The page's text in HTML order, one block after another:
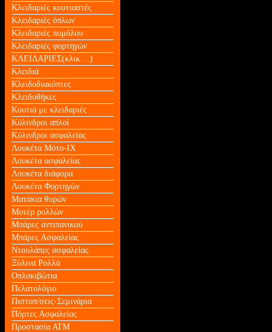
Κλειδαριές κουτιαστές
Κλειδαριές όπλων
Κλειδαριές πομόλου
Κλειδαριές φορτηγών
ΚΛΕΙΔΑΡΙΕΣ(κλικ....)
Κλειδιά
Κλειδοδιακόπτες
Κλειδοθήκες
Κουτιά με κλειδαριές
Κύλινδροι απλοί
Κύλινδροι ασφαλείας
Λουκέτα Mότο-ΙΧ
Λουκέτα ασφαλείας
Λουκέτα διάφορα
Λουκέτα Φορτηγών
Ματάκια θυρών
Μοτέρ ρολλών
Μπάρες αντιπανικού
Μπάρες Ασφαλείας
Ντουλάπες ασφαλείας
Ξύλινα Ρολλά
Οπλοκιβώτια
Πελατολόγιο
Πιστοπ/σεις-Σεμινάρια
Πόρτες Ασφαλείας
Προστασία ΑΤΜ